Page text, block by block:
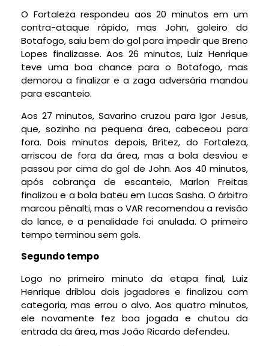
O Fortaleza respondeu aos 20 minutos em um
contra-ataque rápido, mas John, goleiro do
Botafogo, saiu bem do gol para impedir que Breno
Lopes finalizasse. Aos 26 minutos, Luiz Henrique
teve uma boa chance para o Botafogo, mas
demorou a finalizar e a zaga adversária mandou
para escanteio.
Aos 27 minutos, Savarino cruzou para Igor Jesus,
que, sozinho na pequena área, cabeceou para
fora. Dois minutos depois, Brítez, do Fortaleza,
arriscou de fora da área, mas a bola desviou e
passou por cima do gol de John. Aos 40 minutos,
após cobrança de escanteio, Marlon Freitas
finalizou e a bola bateu em Lucas Sasha. O árbitro
marcou pênalti, mas o VAR recomendou a revisão
do lance, e a penalidade foi anulada. O primeiro
tempo terminou sem gols.
Segundo tempo
Logo no primeiro minuto da etapa final, Luiz
Henrique driblou dois jogadores e finalizou com
categoria, mas errou o alvo. Aos quatro minutos,
ele novamente fez boa jogada e chutou da
entrada da área, mas João Ricardo defendeu.